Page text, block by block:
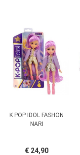
K POP IDOL FASHON
NARI
€ 24,90